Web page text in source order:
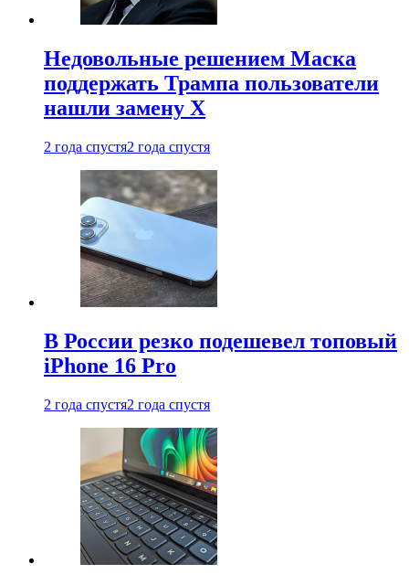
Недовольные решением Маска
поддержать Трампа пользователи
нашли замену X
2 года спустя2 года спустя
В России резко подешевел топовый
iPhone 16 Pro
2 года спустя2 года спустя